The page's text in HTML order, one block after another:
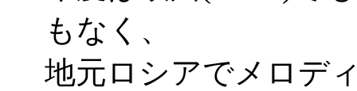
もなく、
地元ロシアでメロデ